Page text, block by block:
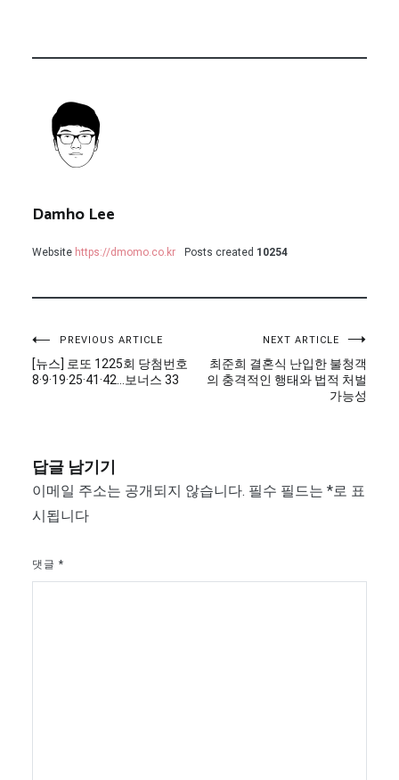
Damho Lee
Website https://dmomo.co.kr Posts created 10254
글
탐
PREVIOUS ARTICLE
[뉴스] 로또 1225회 당첨번호
8·9·19·25·41·42…보너스 33
NEXT ARTICLE
최준희 결혼식 난입한 불청객
의 충격적인 행태와 법적 처벌
가능성
답글 남기기
이메일 주소는 공개되지 않습니다. 필수 필드는 *로 표
시됩니다
댓글 *